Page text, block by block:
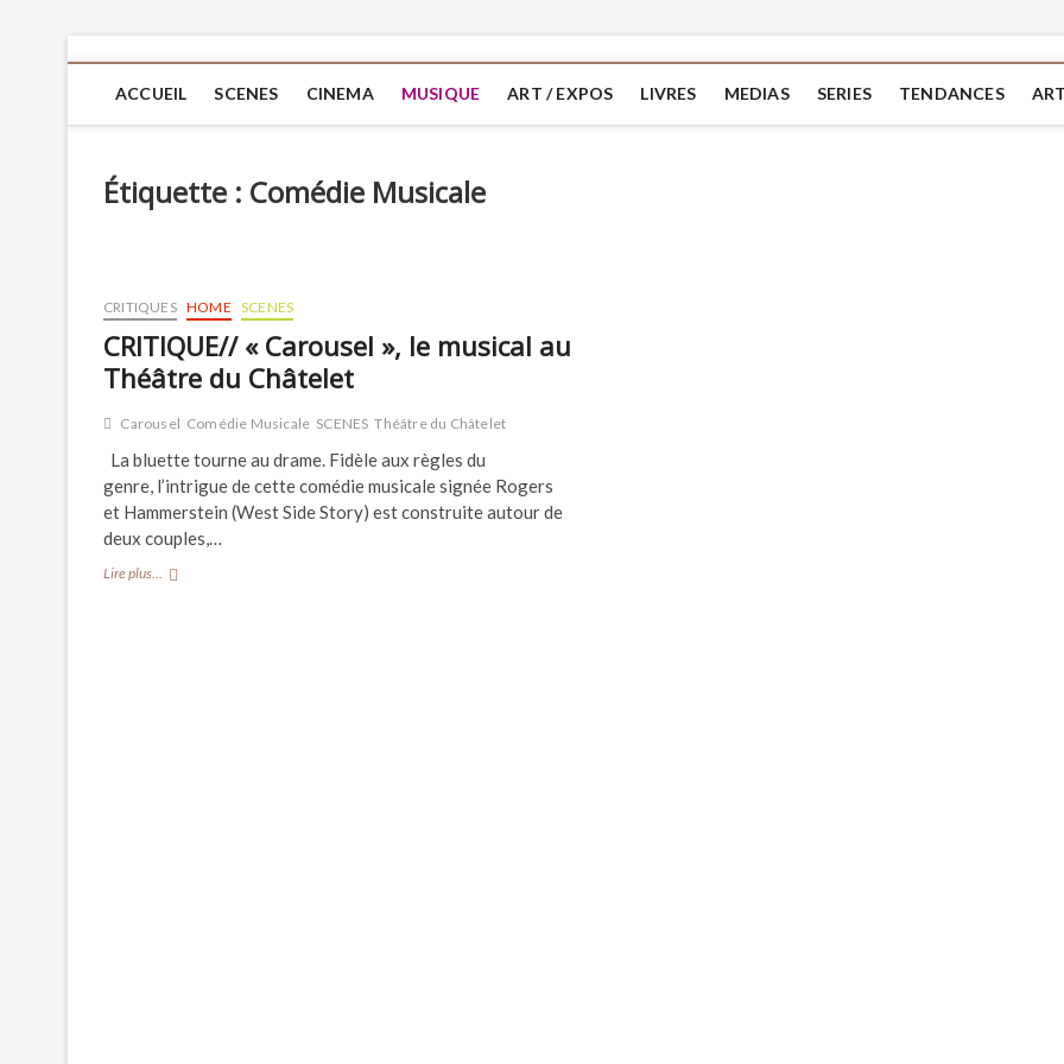
ACCUEIL SCENES CINEMA MUSIQUE ART / EXPOS LIVRES MEDIAS SERIES TENDANCES
Étiquette : Comédie Musicale
CRITIQUES HOME SCENES
CRITIQUE// « Carousel », le musical au
Théâtre du Châtelet
Carousel Comédie Musicale SCENES Théâtre du Châtelet
La bluette tourne au drame. Fidèle aux règles du
genre, l’intrigue de cette comédie musicale signée Rogers
et Hammerstein (West Side Story) est construite autour de
deux couples,…
Lire plus... CRITIQUE//